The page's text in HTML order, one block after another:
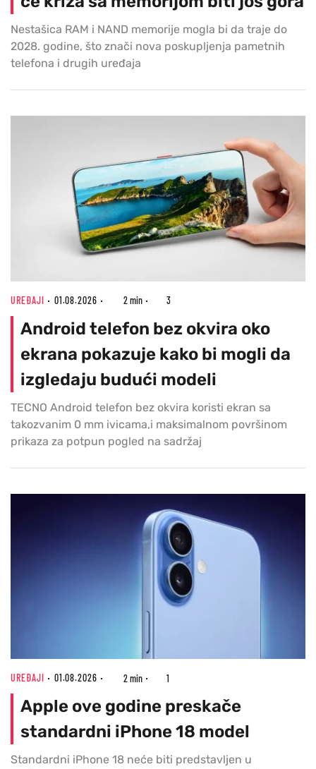
Nestašica RAM i NAND memorije mogla bi da traje do
2028. godine, što znači nova poskupljenja pametnih
telefona i drugih uređaja
UREĐAJI 01.08.2026 2 min 3
Android telefon bez okvira oko
ekrana pokazuje kako bi mogli da
izgledaju budući modeli
TECNO Android telefon bez okvira koristi ekran sa
takozvanim 0 mm ivicama,i maksimalnom površinom
prikaza za potpun pogled na sadržaj
UREĐAJI 01.08.2026 2 min 1
Apple ove godine preskače
standardni iPhone 18 model
Standardni iPhone 18 neće biti predstavljen u